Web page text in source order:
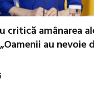
critică amânarea
au nevoie